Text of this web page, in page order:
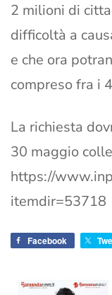
2 milioni di
difficoltà a
e che ora
compreso fra i
La richiesta
30 maggio
https://
itemdir=53718
Facebook